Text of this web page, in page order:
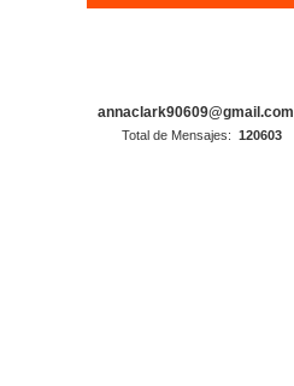
annaclark90609@gmail.com
Total de Mensajes: 120603